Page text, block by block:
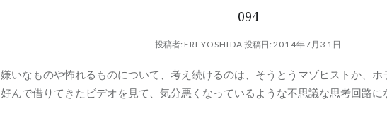
094
投稿者: ERI YOSHIDA 投稿日:2014年7月31日
嫌いなものや怖れるものについて、考え続けるのは、そうとうマゾヒストか、ホ
好んで借りてきたビデオを見て、気分悪くなっているような不思議な思考回路に